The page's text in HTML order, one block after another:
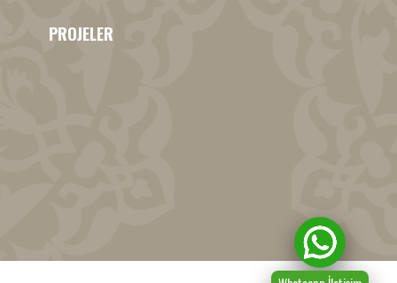
PROJELER